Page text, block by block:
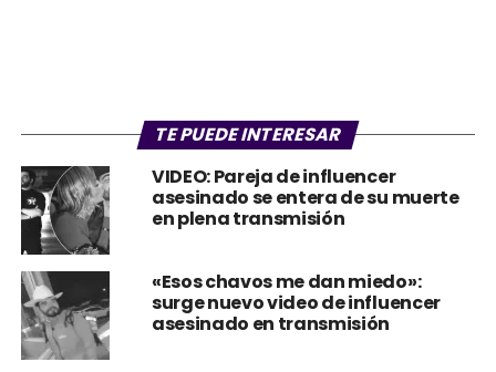
TE PUEDE INTERESAR
VIDEO: Pareja de influencer
asesinado se entera de su muerte
en plena transmisión
«Esos chavos me dan miedo»:
surge nuevo video de influencer
asesinado en transmisión